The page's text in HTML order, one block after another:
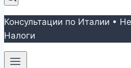
Консультации по Италии •
Налоги